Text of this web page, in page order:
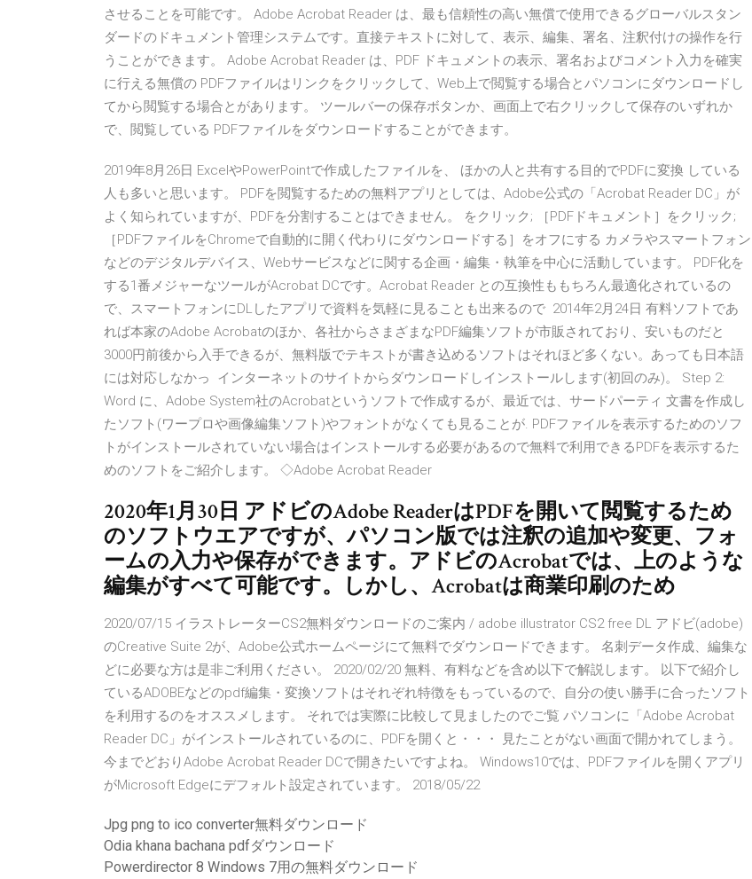
させることを可能です。 Adobe Acrobat Reader は、最も信頼性の高い無償で使用できるグローバルスタン
ダードのドキュメント管理システムです。直接テキストに対して、表示、編集、署名、注釈付けの操作を行
うことができます。 Adobe Acrobat Reader は、PDF ドキュメントの表示、署名およびコメント入力を確実
に行える無償の PDFファイルはリンクをクリックして、Web上で閲覧する場合とパソコンにダウンロードし
てから閲覧する場合とがあります。 ツールバーの保存ボタンか、画面上で右クリックして保存のいずれか
で、閲覧している PDFファイルをダウンロードすることができます。
2019年8月26日 ExcelやPowerPointで作成したファイルを、 ほかの人と共有する目的でPDFに変換 している
人も多いと思います。 PDFを閲覧するための無料アプリとしては、Adobe公式の「Acrobat Reader DC」が
よく知られていますが、PDFを分割することはできません。 をクリック; ［PDFドキュメント］をクリック;
［PDFファイルをChromeで自動的に開く代わりにダウンロードする］をオフにする カメラやスマートフォン
などのデジタルデバイス、Webサービスなどに関する企画・編集・執筆を中心に活動しています。 PDF化を
する1番メジャーなツールがAcrobat DCです。Acrobat Reader との互換性ももちろん最適化されているの
で、スマートフォンにDLしたアプリで資料を気軽に見ることも出来るので 2014年2月24日 有料ソフトであ
れば本家のAdobe Acrobatのほか、各社からさまざまなPDF編集ソフトが市販されており、安いものだと
3000円前後から入手できるが、無料版でテキストが書き込めるソフトはそれほど多くない。あっても日本語
には対応しなかっ インターネットのサイトからダウンロードしインストールします(初回のみ)。 Step 2:
Word に、Adobe System社のAcrobatというソフトで作成するが、最近では、サードパーティ 文書を作成し
たソフト(ワープロや画像編集ソフト)やフォントがなくても見ることが. PDFファイルを表示するためのソフ
トがインストールされていない場合はインストールする必要があるので無料で利用できるPDFを表示するた
めのソフトをご紹介します。 ◇Adobe Acrobat Reader
2020年1月30日 アドビのAdobe ReaderはPDFを開いて閲覧するため
のソフトウエアですが、パソコン版では注釈の追加や変更、フォ
ームの入力や保存ができます。アドビのAcrobatでは、上のような
編集がすべて可能です。しかし、Acrobatは商業印刷のため
2020/07/15 イラストレーターCS2無料ダウンロードのご案内 / adobe illustrator CS2 free DL アドビ(adobe)
のCreative Suite 2が、Adobe公式ホームページにて無料でダウンロードできます。 名刺データ作成、編集な
どに必要な方は是非ご利用ください。 2020/02/20 無料、有料などを含め以下で解説します。 以下で紹介し
ているADOBEなどのpdf編集・変換ソフトはそれぞれ特徴をもっているので、自分の使い勝手に合ったソフト
を利用するのをオススメします。 それでは実際に比較して見ましたのでご覧 パソコンに「Adobe Acrobat
Reader DC」がインストールされているのに、PDFを開くと・・・ 見たことがない画面で開かれてしまう。
今までどおりAdobe Acrobat Reader DCで開きたいですよね。 Windows10では、PDFファイルを開くアプリ
がMicrosoft Edgeにデフォルト設定されています。 2018/05/22
Jpg png to ico converter無料ダウンロード
Odia khana bachana pdfダウンロード
Powerdirector 8 Windows 7用の無料ダウンロード